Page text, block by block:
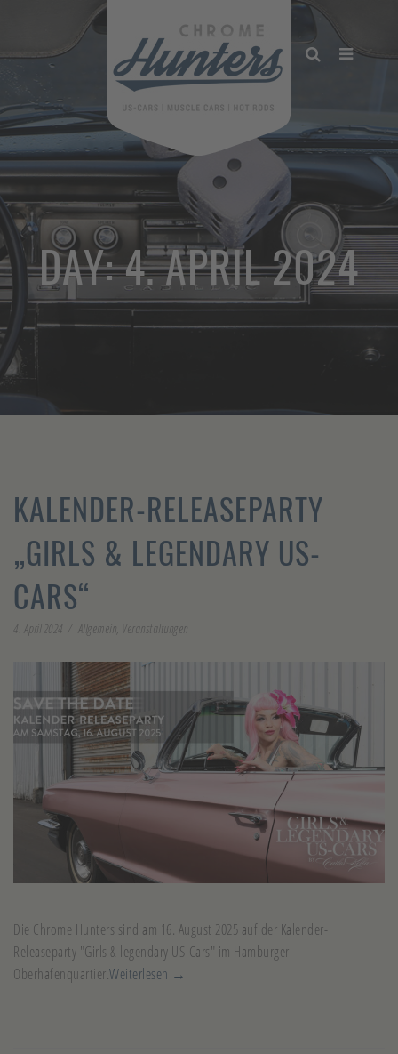
DAY:4. APRIL 2024
KALENDER-RELEASEPARTY
„GIRLS & LEGENDARY US-
CARS“
4. April 2024 Allgemein, Veranstaltungen
Die Chrome Hunters sind am 16. August 2025 auf der Kalender-
Releaseparty "Girls & legendary US-Cars" im Hamburger
Oberhafenquartier.Weiterlesen →